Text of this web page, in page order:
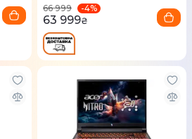
66 999
-4%
63 999₴